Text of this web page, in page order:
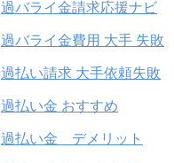
過バライ金請求応援ナビ
過バライ金費用 大手 失敗
過払い請求 大手依頼失敗
過払い金 おすすめ
過払い金 デメリット